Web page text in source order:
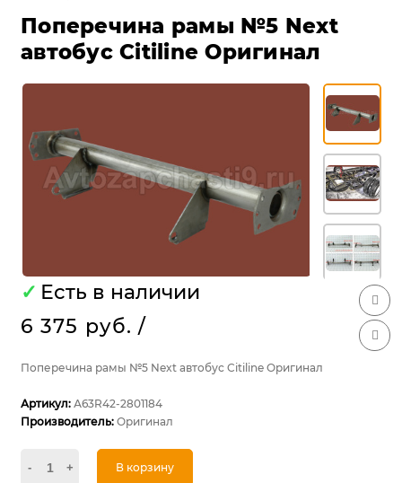
Поперечина рамы №5 Next
автобус Citiline Оригинал
✓ Есть в наличии
6 375 руб. /
Поперечина рамы №5 Next автобус Citiline Оригинал
Артикул: А63R42-2801184
Производитель: Оригинал
- + В корзину